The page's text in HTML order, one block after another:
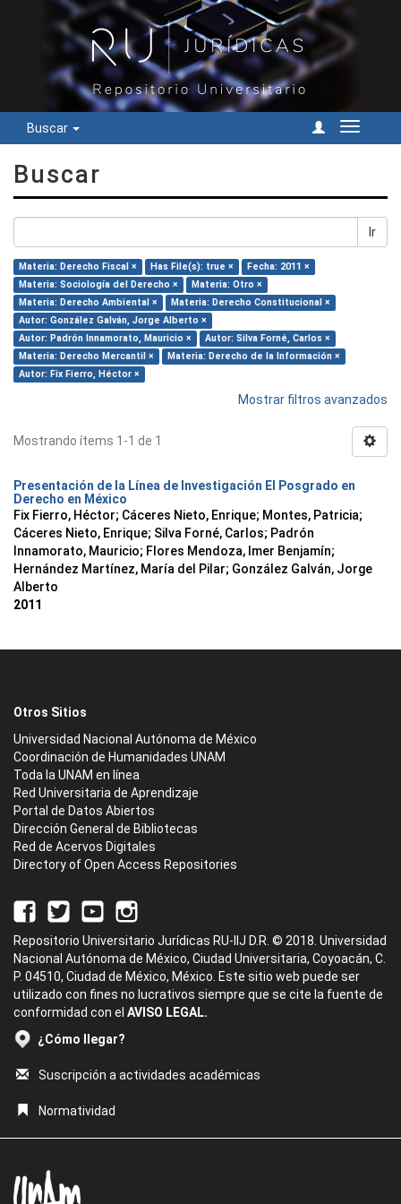
Buscar
Cambiar
Buscar
Ir
Materia: Derecho Fiscal × Has File(s): true ×
Fecha: 2011 ×
Materia: Sociología del Derecho ×
Materia: Otro ×
Materia: Derecho Ambiental ×
Materia: Derecho Constitucional ×
Autor: González Galván, Jorge Alberto ×
Autor: Padrón Innamorato, Mauricio ×
Autor: Silva Forné, Carlos ×
Materia: Derecho Mercantil ×
Materia: Derecho de la Información ×
Autor: Fix Fierro, Héctor ×
Mostrar filtros avanzados
Mostrando ítems 1-1 de 1
Presentación de la Línea de Investigación El Posgrado en
Derecho en México
Fix Fierro, Héctor; Cáceres Nieto, Enrique; Montes, Patricia;
Cáceres Nieto, Enrique; Silva Forné, Carlos; Padrón
Innamorato, Mauricio; Flores Mendoza, Imer Benjamín;
Hernández Martínez, María del Pilar; González Galván, Jorge
Alberto
2011
Otros Sitios
Universidad Nacional Autónoma de México
Coordinación de Humanidades UNAM
Toda la UNAM en línea
Red Universitaria de Aprendizaje
Portal de Datos Abiertos
Dirección General de Bibliotecas
Red de Acervos Digitales
Directory of Open Access Repositories
Repositorio Universitario Jurídicas RU-IIJ D.R. © 2018. Universidad
Nacional Autónoma de México, Ciudad Universitaria, Coyoacán, C.
P. 04510, Ciudad de México, México. Este sitio web puede ser
utilizado con fines no lucrativos siempre que se cite la fuente de
conformidad con el AVISO LEGAL.
¿Cómo llegar?
Suscripción a actividades académicas
Normatividad